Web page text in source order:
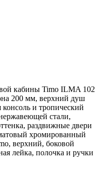
кабины Timo ILMA 102
200 мм, верхний душ
и тропический
стали,
раздвижные двери
хромированный
верхний, боковой
лейка, полочка и ручки